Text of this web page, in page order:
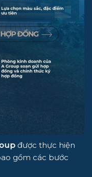
được thực hiện
gồm các bước